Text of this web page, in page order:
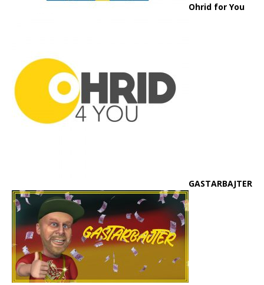
Ohrid for You
GASTARBAJTER